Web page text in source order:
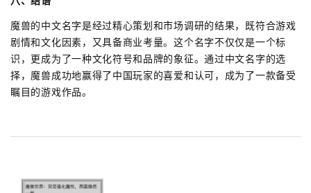
魔兽的中文名字是经过精心策划和市场调研的结果，既符合游戏
剧情和文化因素，又具备商业考量。这个名字不仅仅是一个标
识，更成为了一种文化符号和品牌的象征。通过中文名字的选
择，魔兽成功地赢得了中国玩家的喜爱和认可，成为了一款备受
瞩目的游戏作品。